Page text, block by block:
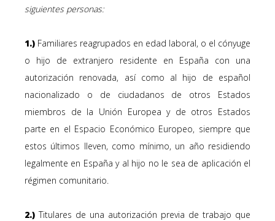
siguientes personas:
1.) Familiares reagrupados en edad laboral, o el cónyuge
o hijo de extranjero residente en España con una
autorización renovada, así como al hijo de español
nacionalizado o de ciudadanos de otros Estados
miembros de la Unión Europea y de otros Estados
parte en el Espacio Económico Europeo, siempre que
estos últimos lleven, como mínimo, un año residiendo
legalmente en España y al hijo no le sea de aplicación el
régimen comunitario.
2.)Titulares de una autorización previa de trabajo que